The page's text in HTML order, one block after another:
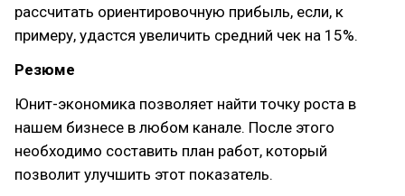
рассчитать ориентировочную прибыль, если, к
примеру, удастся увеличить средний чек на 15%.
Резюме
Юнит-экономика позволяет найти точку роста в
нашем бизнесе в любом канале. После этого
необходимо составить план работ, который
позволит улучшить этот показатель.